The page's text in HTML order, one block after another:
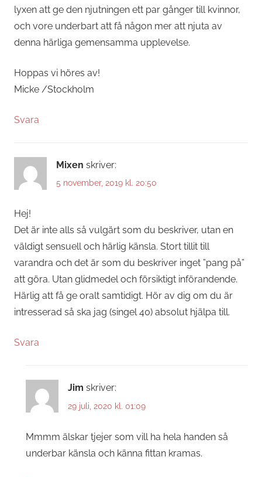
lyxen att ge den njutningen ett par gånger till kvinnor,
och vore underbart att få någon mer att njuta av
denna härliga gemensamma upplevelse.
Hoppas vi höres av!
Micke /Stockholm
Svara
Mixen skriver:
5 november, 2019 kl. 20:50
Hej!
Det är inte alls så vulgärt som du beskriver, utan en
väldigt sensuell och härlig känsla. Stort tillit till
varandra och det är som du beskriver inget ”pang på”
att göra. Utan glidmedel och försiktigt införandende.
Härlig att få ge oralt samtidigt. Hör av dig om du är
intresserad så ska jag (singel 40) absolut hjälpa till.
Svara
Jim skriver:
29 juli, 2020 kl. 01:09
Mmmm älskar tjejer som vill ha hela handen så
underbar känsla och känna fittan kramas.